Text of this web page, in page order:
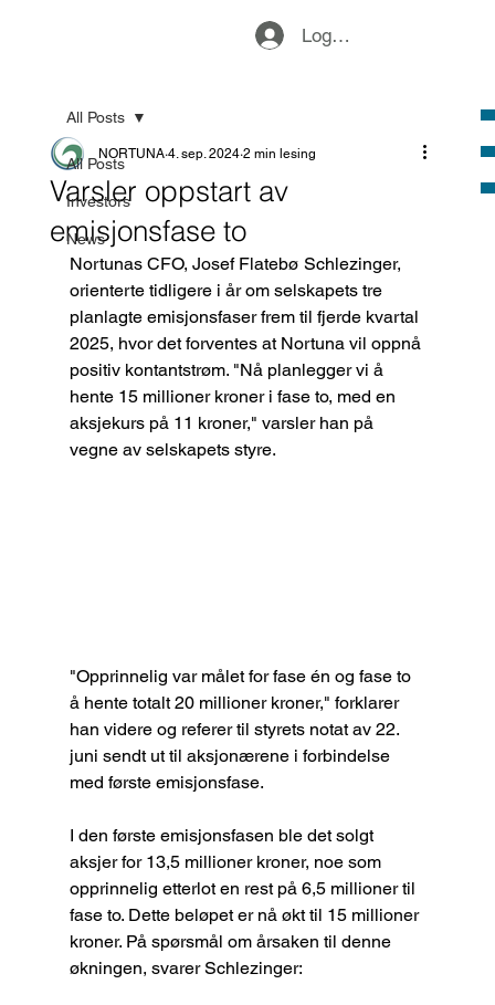
Logg inn
All Posts
Investors
News
All Posts
Varsler oppstart av
emisjonsfase to
NORTUNA 4. sep. 2024 2 min lesing
Nortunas CFO, Josef Flatebø Schlezinger,
orienterte tidligere i år om selskapets tre
planlagte emisjonsfaser frem til fjerde kvartal
2025, hvor det forventes at Nortuna vil oppnå
positiv kontantstrøm. "Nå planlegger vi å
hente 15 millioner kroner i fase to, med en
aksjekurs på 11 kroner," varsler han på
vegne av selskapets styre.
"Opprinnelig var målet for fase én og fase to
å hente totalt 20 millioner kroner," forklarer
han videre og referer til styrets notat av 22.
juni sendt ut til aksjonærene i forbindelse
med første emisjonsfase.
I den første emisjonsfasen ble det solgt
aksjer for 13,5 millioner kroner, noe som
opprinnelig etterlot en rest på 6,5 millioner til
fase to. Dette beløpet er nå økt til 15 millioner
kroner. På spørsmål om årsaken til denne
økningen, svarer Schlezinger: